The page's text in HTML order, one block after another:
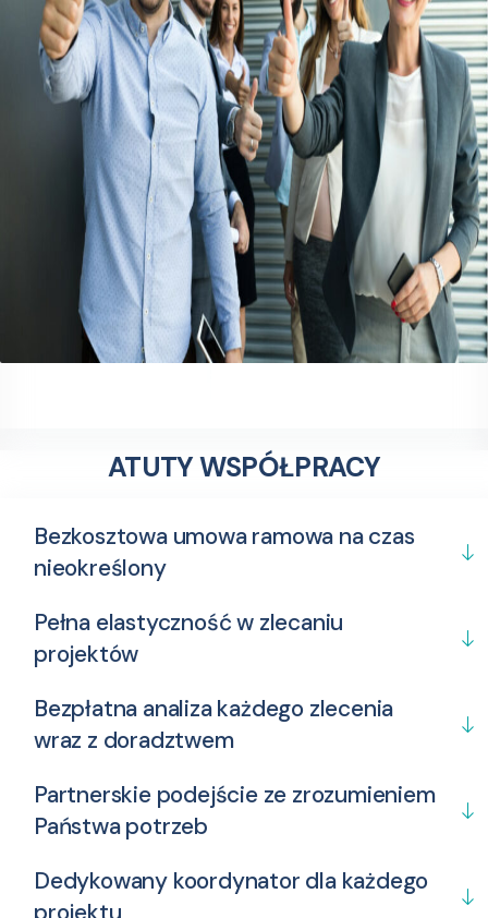
ATUTY WSPÓŁPRACY
Bezkosztowa umowa ramowa na czas
nieokreślony
Pełna elastyczność w zlecaniu
projektów
Bezpłatna analiza każdego zlecenia
wraz z doradztwem
Partnerskie podejście ze zrozumieniem
Państwa potrzeb
Dedykowany koordynator dla każdego